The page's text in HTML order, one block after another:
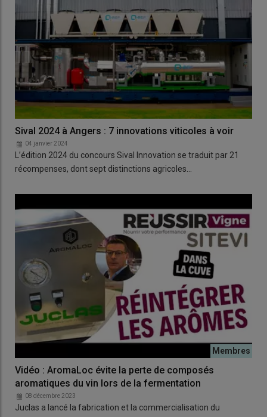
Sival 2024 à Angers : 7 innovations viticoles à voir
04 janvier 2024
L’édition 2024 du concours Sival Innovation se traduit par 21
récompenses, dont sept distinctions agricoles…
Vidéo : AromaLoc évite la perte de composés
aromatiques du vin lors de la fermentation
08 décembre 2023
Juclas a lancé la fabrication et la commercialisation du